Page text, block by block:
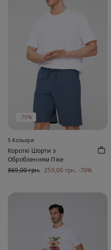
-70%
5 Кольори
Короткі Шорти з
Обробленням Піке
869,00 грн. 259,00 грн. -70%